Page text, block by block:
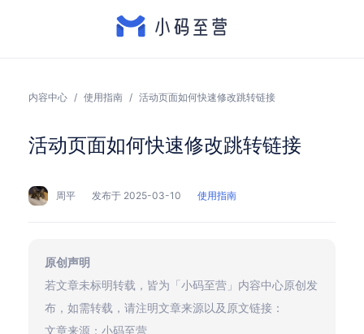
内容中心 / 使用指南 / 活动页面如何快速修改跳转链接
活动页面如何快速修改跳转链接
周平 发布于 2025-03-10 使用指南
原创声明
若文章未标明转载，皆为「小码至营」内容中心原创发
布，如需转载，请注明文章来源以及原文链接：
文章来源：小码至营